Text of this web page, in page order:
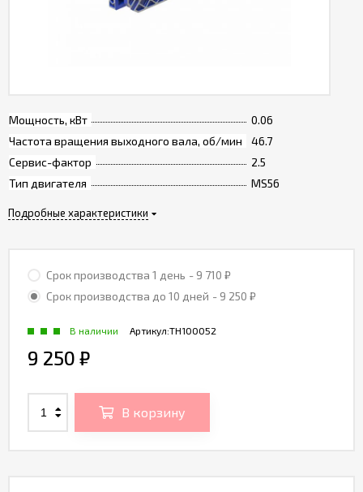
Мощность, кВт
0.06
Частота вращения выходного вала, об/мин
46.7
Сервис-фактор
2.5
Тип двигателя
MS56
Подробные характеристики
Срок производства 1 день - 9 710 ₽
Срок производства до 10 дней - 9 250 ₽
Артикул:TH100052
В наличии
9 250 ₽
В корзину